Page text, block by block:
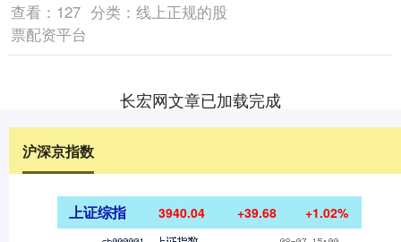
查看： 127 分类： 线上正规的股
票配资平台
长宏网文章已加载完成
沪深京指数
上证综指 3940.04 +39.68 +1.02%